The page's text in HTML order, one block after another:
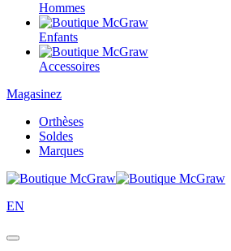
Hommes
Enfants
Accessoires
Magasinez
Orthèses
Soldes
Marques
EN